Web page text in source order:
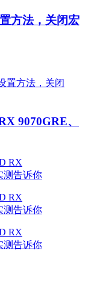
方法，关闭宏
9070GRE、